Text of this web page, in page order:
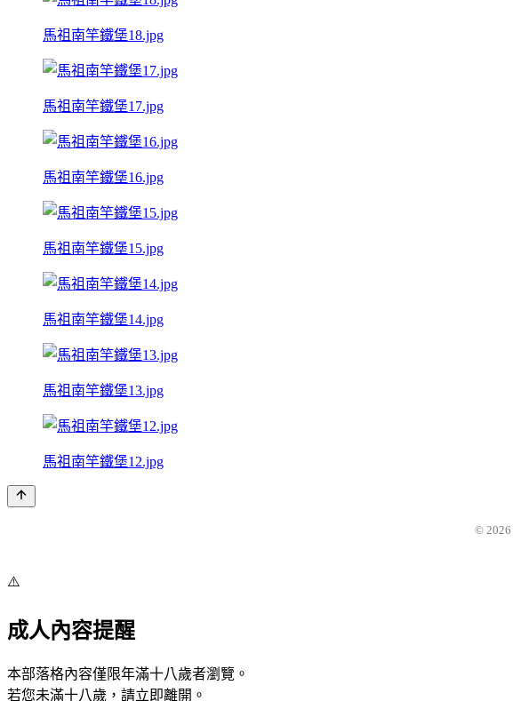
馬祖南竿鐵堡18.jpg
馬祖南竿鐵堡17.jpg
馬祖南竿鐵堡16.jpg
馬祖南竿鐵堡15.jpg
馬祖南竿鐵堡14.jpg
馬祖南竿鐵堡13.jpg
馬祖南竿鐵堡12.jpg
© 2026
⚠️
成人內容提醒
本部落格內容僅限年滿十八歲者瀏覽。
若您未滿十八歲，請立即離開。